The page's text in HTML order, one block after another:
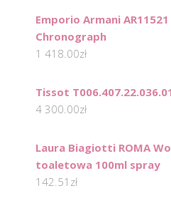
Emporio Armani
Chronograph
1 418.00zł
Tissot
4 300.00zł
Laura Biagiotti ROMA
toaletowa 100ml spray
142.51 zł